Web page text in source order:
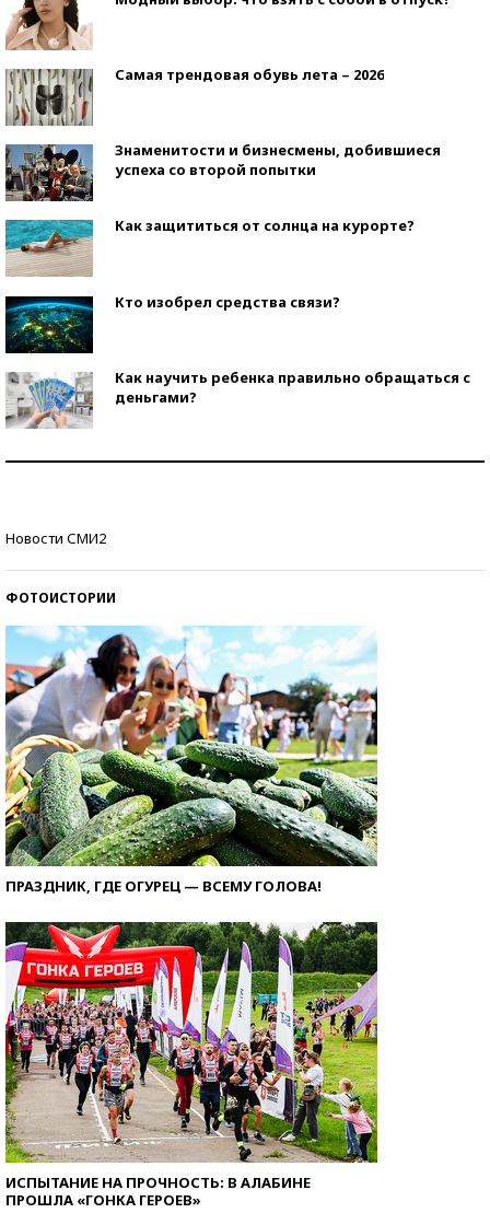
Самая трендовая обувь лета – 2026
Знаменитости и бизнесмены, добившиеся
успеха со второй попытки
Как защититься от солнца на курорте?
Кто изобрел средства связи?
Как научить ребенка правильно обращаться с
деньгами?
Новости СМИ2
ФОТОИСТОРИИ
ПРАЗДНИК, ГДЕ ОГУРЕЦ — ВСЕМУ ГОЛОВА!
ИСПЫТАНИЕ НА ПРОЧНОСТЬ: В АЛАБИНЕ
ПРОШЛА «ГОНКА ГЕРОЕВ»